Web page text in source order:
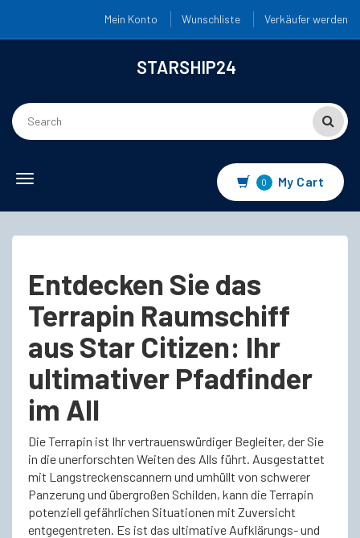
Mein Konto Wunschliste Verkäufer werden
STARSHIP24
Toggle
0 My Cart
Entdecken Sie das
Terrapin Raumschiff
aus Star Citizen: Ihr
ultimativer Pfadfinder
im All
Die Terrapin ist Ihr vertrauenswürdiger Begleiter, der Sie
in die unerforschten Weiten des Alls führt. Ausgestattet
mit Langstreckenscannern und umhüllt von schwerer
Panzerung und übergroßen Schilden, kann die Terrapin
potenziell gefährlichen Situationen mit Zuversicht
entgegentreten. Es ist das ultimative Aufklärungs- und